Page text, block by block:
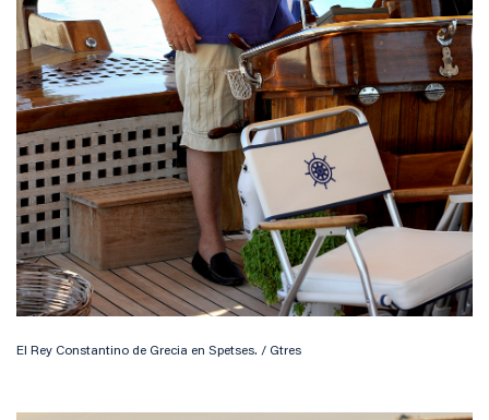
El Rey Constantino de Grecia en Spetses. / Gtres